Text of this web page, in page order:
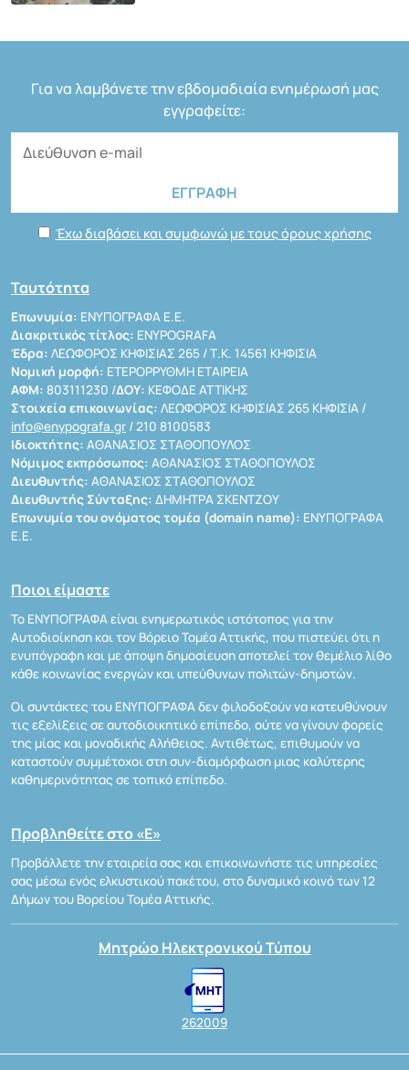
Για να λαμβάνετε την εβδομαδιαία ενημέρωσή μας
εγγραφείτε:
Έχω διαβάσει και συμφωνώ με τους όρους χρήσης
Ταυτότητα
Επωνυμία: ΕΝΥΠΟΓΡΑΦΑ Ε.Ε.
Διακριτικός τίτλος: ENYPOGRAFA
Έδρα: ΛΕΩΦΟΡΟΣ ΚΗΦΙΣΙΑΣ 265 / Τ.Κ. 14561 ΚΗΦΙΣΙΑ
Νομική μορφή: ΕΤΕΡΟΡΡΥΘΜΗ ΕΤΑΙΡΕΙΑ
ΑΦΜ: 803111230 /ΔΟΥ: ΚΕΦΟΔΕ ΑΤΤΙΚΗΣ
Στοιχεία επικοινωνίας: ΛΕΩΦΟΡΟΣ ΚΗΦΙΣΙΑΣ 265 ΚΗΦΙΣΙΑ /
info@enypografa.gr / 210 8100583
Ιδιοκτήτης: ΑΘΑΝΑΣΙΟΣ ΣΤΑΘΟΠΟΥΛΟΣ
Νόμιμος εκπρόσωπος: ΑΘΑΝΑΣΙΟΣ ΣΤΑΘΟΠΟΥΛΟΣ
Διευθυντής: ΑΘΑΝΑΣΙΟΣ ΣΤΑΘΟΠΟΥΛΟΣ
Διευθυντής Σύνταξης: ΔΗΜΗΤΡΑ ΣΚΕΝΤΖΟΥ
Επωνυμία του ονόματος τομέα (domain name): ΕΝΥΠΟΓΡΑΦΑ
Ε.Ε.
Ποιοι είμαστε
Το ΕΝΥΠΟΓΡΑΦΑ είναι ενημερωτικός ιστότοπος για την
Αυτοδιοίκηση και τον Βόρειο Τομέα Αττικής, που πιστεύει ότι η
ενυπόγραφη και με άποψη δημοσίευση αποτελεί τον θεμέλιο λίθο
κάθε κοινωνίας ενεργών και υπεύθυνων πολιτών-δημοτών.
Οι συντάκτες του ΕΝΥΠΟΓΡΑΦΑ δεν φιλοδοξούν να κατευθύνουν
τις εξελίξεις σε αυτοδιοικητικό επίπεδο, ούτε να γίνουν φορείς
της μίας και μοναδικής Αλήθειας. Αντιθέτως, επιθυμούν να
καταστούν συμμέτοχοι στη συν-διαμόρφωση μιας καλύτερης
καθημερινότητας σε τοπικό επίπεδο.
Προβληθείτε στο «Ε»
Προβάλλετε την εταιρεία σας και επικοινωνήστε τις υπηρεσίες
σας μέσω ενός ελκυστικού πακέτου, στο δυναμικό κοινό των 12
Δήμων του Βορείου Τομέα Αττικής.
Μητρώο Ηλεκτρονικού Τύπου
262009